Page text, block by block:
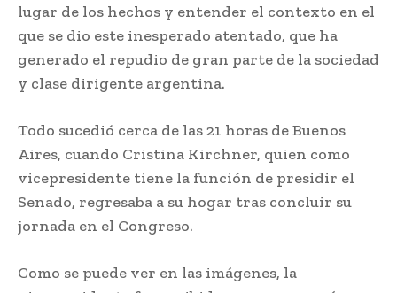
lugar de los hechos y entender el contexto en el
que se dio este inesperado atentado, que ha
generado el repudio de gran parte de la sociedad
y clase dirigente argentina.
Todo sucedió cerca de las 21 horas de Buenos
Aires, cuando Cristina Kirchner, quien como
vicepresidente tiene la función de presidir el
Senado, regresaba a su hogar tras concluir su
jornada en el Congreso.
Como se puede ver en las imágenes, la